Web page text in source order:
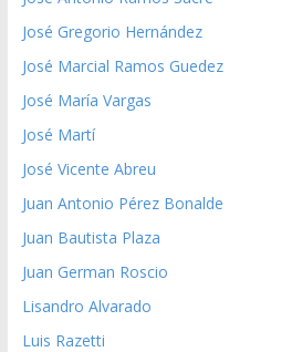
José Gregorio Hernández
José Marcial Ramos Guedez
José María Vargas
José Martí
José Vicente Abreu
Juan Antonio Pérez Bonalde
Juan Bautista Plaza
Juan German Roscio
Lisandro Alvarado
Luis Razetti